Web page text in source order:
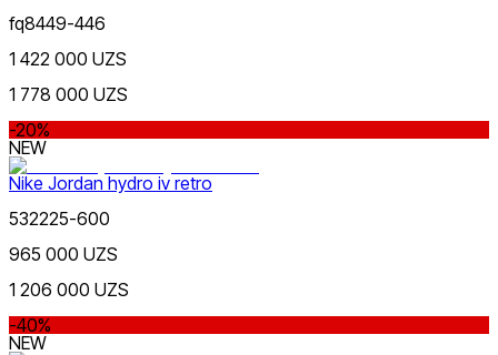
Бордовый
fq8449-446
1 422 000 UZS
1 778 000 UZS
-20%
NEW
Nike Jordan hydro iv retro
532225-600
965 000 UZS
1 206 000 UZS
-40%
NEW